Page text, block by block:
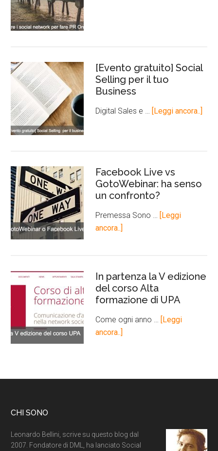
[Evento gratuito] Social
Selling per il tuo
Business
Digital Sales e … [Leggi ancora..]
Facebook Live vs
GotoWebinar: ha senso
un confronto?
Premessa Sono … [Leggi
ancora..]
In partenza la V edizione
del corso Alta
formazione di UPA
Come ogni anno … [Leggi
ancora..]
CHI SONO
Leonardo Bellini, scrive su questo blog dal
2007. Fondatore di DML, ha lanciato Social